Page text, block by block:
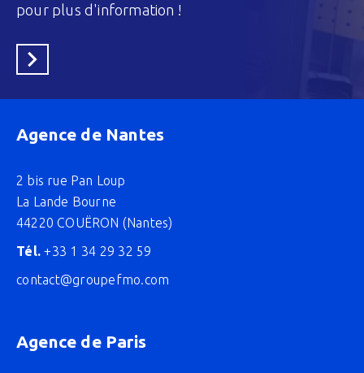
pour plus d'information !
En savoir plus
Agence de Nantes
2 bis rue Pan Loup
La Lande Bourne
44220 COUËRON (Nantes)
Tél. +33 1 34 29 32 59
contact@groupefmo.com
Agence de Paris